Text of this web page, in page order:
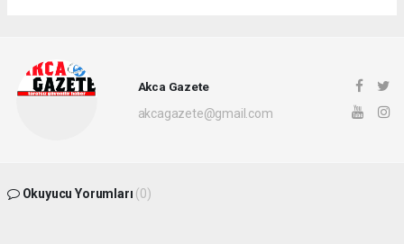
Akca Gazete
akcagazete@gmail.com
Okuyucu Yorumları (0)